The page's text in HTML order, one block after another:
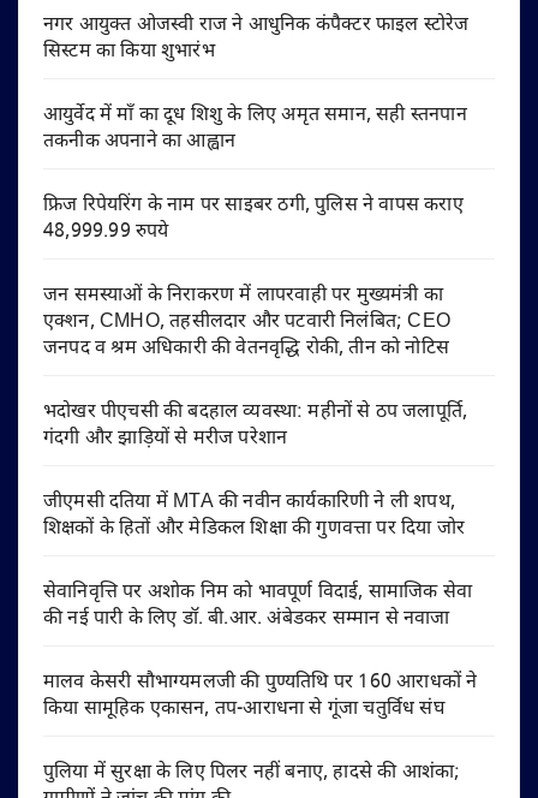
नगर आयुक्त ओजस्वी राज ने आधुनिक कंपैक्टर फाइल स्टोरेज
सिस्टम का किया शुभारंभ
आयुर्वेद में माँ का दूध शिशु के लिए अमृत समान, सही स्तनपान
तकनीक अपनाने का आह्वान
फ्रिज रिपेयरिंग के नाम पर साइबर ठगी, पुलिस ने वापस कराए
48,999.99 रुपये
जन समस्याओं के निराकरण में लापरवाही पर मुख्यमंत्री का
एक्शन, CMHO, तहसीलदार और पटवारी निलंबित; CEO
जनपद व श्रम अधिकारी की वेतनवृद्धि रोकी, तीन को नोटिस
भदोखर पीएचसी की बदहाल व्यवस्था: महीनों से ठप जलापूर्ति,
गंदगी और झाड़ियों से मरीज परेशान
जीएमसी दतिया में MTA की नवीन कार्यकारिणी ने ली शपथ,
शिक्षकों के हितों और मेडिकल शिक्षा की गुणवत्ता पर दिया जोर
सेवानिवृत्ति पर अशोक निम को भावपूर्ण विदाई, सामाजिक सेवा
की नई पारी के लिए डॉ. बी.आर. अंबेडकर सम्मान से नवाजा
मालव केसरी सौभाग्यमलजी की पुण्यतिथि पर 160 आराधकों ने
किया सामूहिक एकासन, तप-आराधना से गूंजा चतुर्विध संघ
पुलिया में सुरक्षा के लिए पिलर नहीं बनाए, हादसे की आशंका;